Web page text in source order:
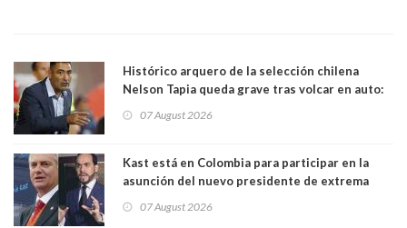
Histórico arquero de la selección chilena
Nelson Tapia queda grave tras volcar en auto:
07 August 2026
Kast está en Colombia para participar en la
asunción del nuevo presidente de extrema
07 August 2026